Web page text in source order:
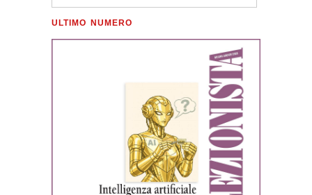
ULTIMO NUMERO